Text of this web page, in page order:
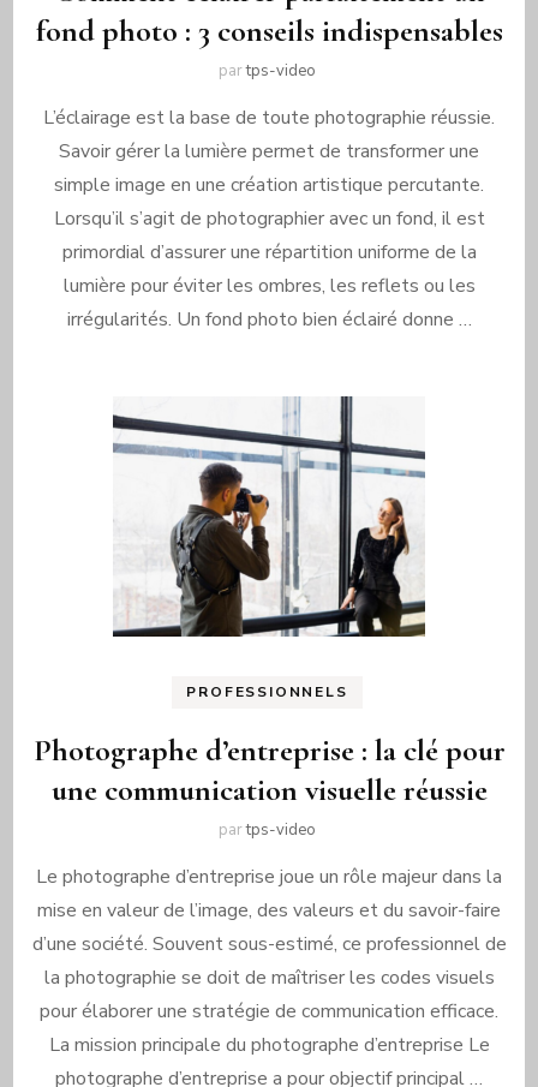
fond photo : 3 conseils indispensables
partps-video
L’éclairage est la base de toute photographie réussie.
Savoir gérer la lumière permet de transformer une
simple image en une création artistique percutante.
Lorsqu’il s’agit de photographier avec un fond, il est
primordial d’assurer une répartition uniforme de la
lumière pour éviter les ombres, les reflets ou les
irrégularités. Un fond photo bien éclairé donne …
PROFESSIONNELS
Photographe d’entreprise : la clé pour
une communication visuelle réussie
partps-video
Le photographe d’entreprise joue un rôle majeur dans la
mise en valeur de l’image, des valeurs et du savoir-faire
d’une société. Souvent sous-estimé, ce professionnel de
la photographie se doit de maîtriser les codes visuels
pour élaborer une stratégie de communication efficace.
La mission principale du photographe d’entreprise Le
photographe d’entreprise a pour objectif principal …